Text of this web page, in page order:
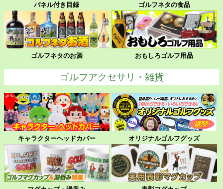
パネル付き目録 ゴルフネタの食品
ゴルフネタのお酒 おもしろゴルフ用品
ゴルフアクセサリ・雑貨
キャラクターヘッドカバー オリジナルゴルフグッズ